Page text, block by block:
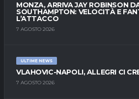
MONZA, ARRIVA JAY ROBINSON
SOUTHAMPTON: VELOCITÀ E
L’ATTACCO
7 AGOSTO 2026
ULTIME NEWS
VLAHOVIC-NAPOLI, ALLEGRI CI
7 AGOSTO 2026